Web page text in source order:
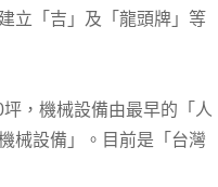
立「吉」及「龍頭牌」等
，機械設備由最早的「人
械設備」。目前是「台灣